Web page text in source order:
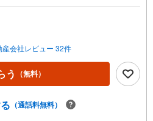
をきちんとお聞きし、しっかり話し
ケーションが大切になります。だか
客様にベストな「住まい」をご提案
です。インターネット予約で当日見
内・現地を見学する］をクリック
をご希望の方は「ご要望・ご質問欄」
介実績において、全国第9位の売買仲
産会社レビュー 32件
う （無料）
（通話料無料）